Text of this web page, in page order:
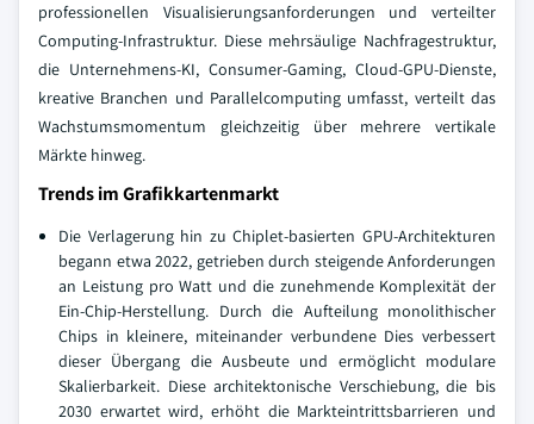
professionellen Visualisierungsanforderungen und verteilter
Computing-Infrastruktur. Diese mehrsäulige Nachfragestruktur,
die Unternehmens-KI, Consumer-Gaming, Cloud-GPU-Dienste,
kreative Branchen und Parallelcomputing umfasst, verteilt das
Wachstumsmomentum gleichzeitig über mehrere vertikale
Märkte hinweg.
Trends im Grafikkartenmarkt
Die Verlagerung hin zu Chiplet-basierten GPU-Architekturen
begann etwa 2022, getrieben durch steigende Anforderungen
an Leistung pro Watt und die zunehmende Komplexität der
Ein-Chip-Herstellung. Durch die Aufteilung monolithischer
Chips in kleinere, miteinander verbundene Dies verbessert
dieser Übergang die Ausbeute und ermöglicht modulare
Skalierbarkeit. Diese architektonische Verschiebung, die bis
2030 erwartet wird, erhöht die Markteintrittsbarrieren und